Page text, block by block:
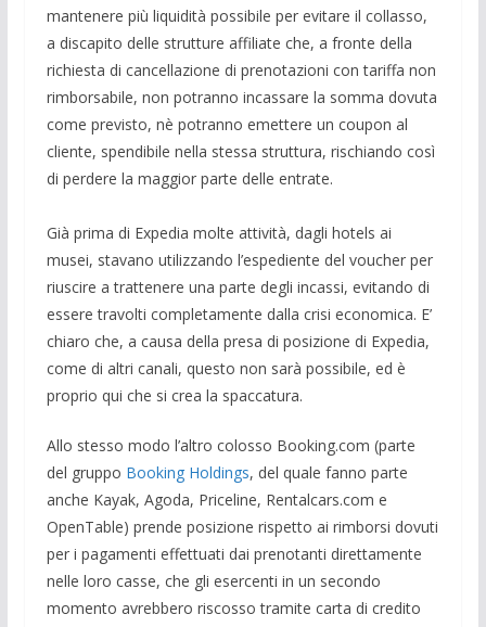
mantenere più liquidità possibile per evitare il collasso,
a discapito delle strutture affiliate che, a fronte della
richiesta di cancellazione di prenotazioni con tariffa non
rimborsabile, non potranno incassare la somma dovuta
come previsto, nè potranno emettere un coupon al
cliente, spendibile nella stessa struttura, rischiando così
di perdere la maggior parte delle entrate.
Già prima di Expedia molte attività, dagli hotels ai
musei, stavano utilizzando l’espediente del voucher per
riuscire a trattenere una parte degli incassi, evitando di
essere travolti completamente dalla crisi economica. E’
chiaro che, a causa della presa di posizione di Expedia,
come di altri canali, questo non sarà possibile, ed è
proprio qui che si crea la spaccatura.
Allo stesso modo l’altro colosso Booking.com (parte
del gruppo Booking Holdings, del quale fanno parte
anche Kayak, Agoda, Priceline, Rentalcars.com e
OpenTable) prende posizione rispetto ai rimborsi dovuti
per i pagamenti effettuati dai prenotanti direttamente
nelle loro casse, che gli esercenti in un secondo
momento avrebbero riscosso tramite carta di credito